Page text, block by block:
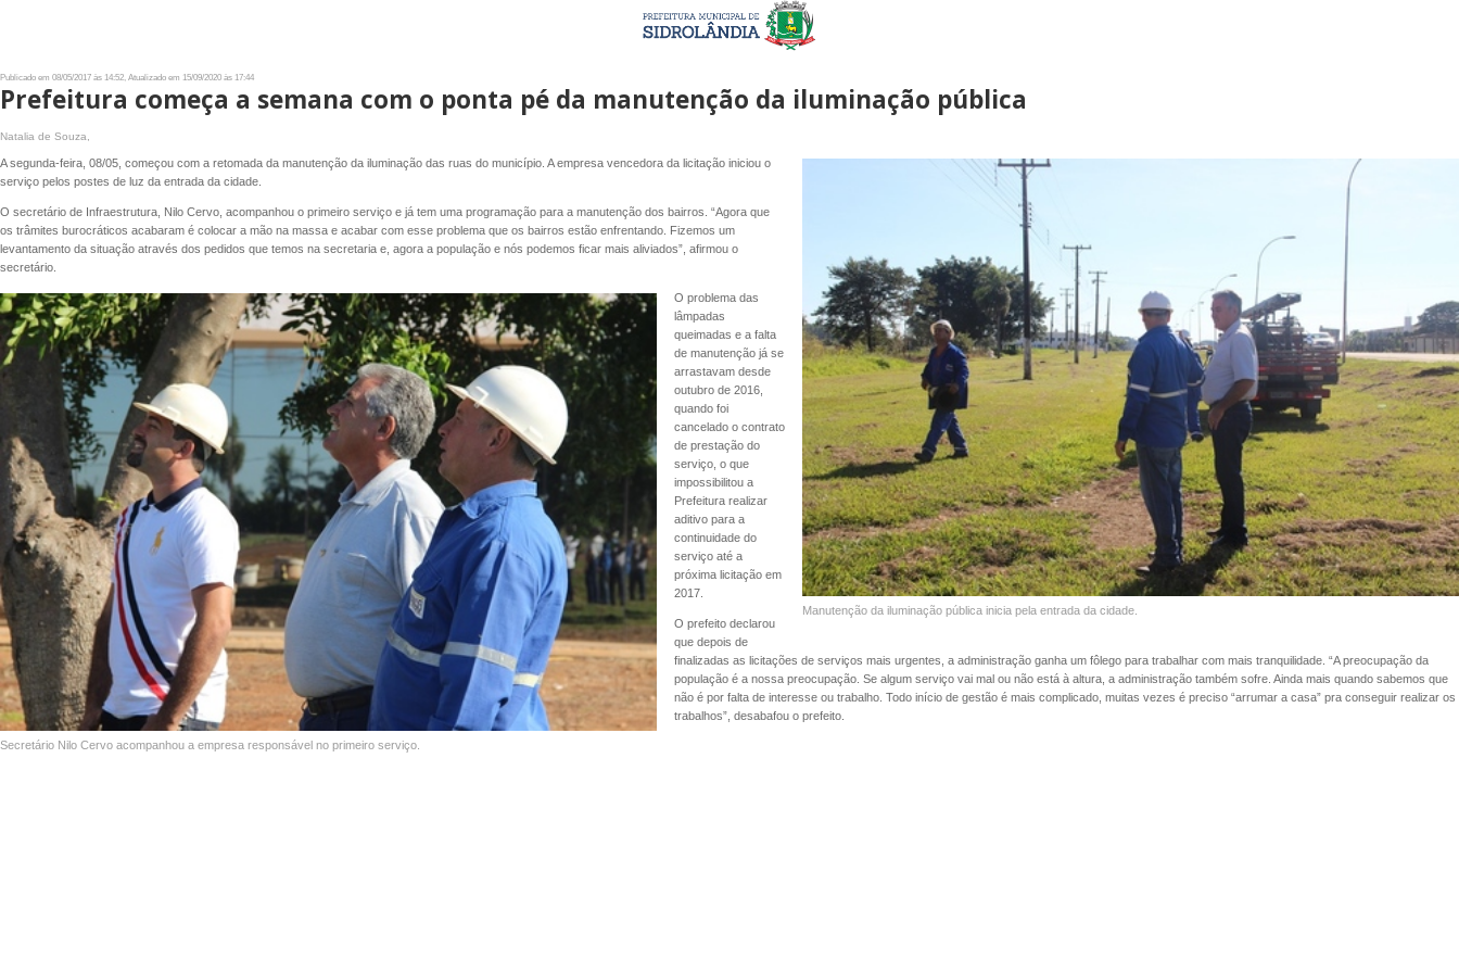
Publicado em 08/05/2017 às 14:52, Atualizado em 15/09/2020 às 17:44
Prefeitura começa a semana com o ponta pé da manutenção da iluminação pública
Natalia de Souza,
Manutenção da iluminação pública inicia pela entrada da cidade.
A segunda-feira, 08/05, começou com a retomada da manutenção da iluminação das ruas do município. A empresa vencedora da licitação iniciou o
serviço pelos postes de luz da entrada da cidade.
O secretário de Infraestrutura, Nilo Cervo, acompanhou o primeiro serviço e já tem uma programação para a manutenção dos bairros. “Agora que
os trâmites burocráticos acabaram é colocar a mão na massa e acabar com esse problema que os bairros estão enfrentando. Fizemos um
levantamento da situação através dos pedidos que temos na secretaria e, agora a população e nós podemos ficar mais aliviados”, afirmou o
secretário.
Secretário Nilo Cervo acompanhou a empresa responsável no primeiro serviço.
O problema das
lâmpadas
queimadas e a falta
de manutenção já se
arrastavam desde
outubro de 2016,
quando foi
cancelado o contrato
de prestação do
serviço, o que
impossibilitou a
Prefeitura realizar
aditivo para a
continuidade do
serviço até a
próxima licitação em
2017.
O prefeito declarou
que depois de
finalizadas as licitações de serviços mais urgentes, a administração ganha um fôlego para trabalhar com mais tranquilidade. “A preocupação da
população é a nossa preocupação. Se algum serviço vai mal ou não está à altura, a administração também sofre. Ainda mais quando sabemos que
não é por falta de interesse ou trabalho. Todo início de gestão é mais complicado, muitas vezes é preciso “arrumar a casa” pra conseguir realizar os
trabalhos”, desabafou o prefeito.